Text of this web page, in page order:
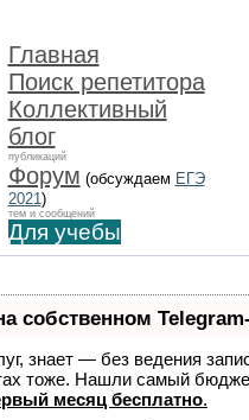
Главная
Поиск репетитора
Коллективный
блог
публикаций
Форум (обсуждаем ЕГЭ
2021)
тем и сообщений
Для учебы
собственном
знает — без ведения
тоже. Нашли самый
месяц бесплатно.